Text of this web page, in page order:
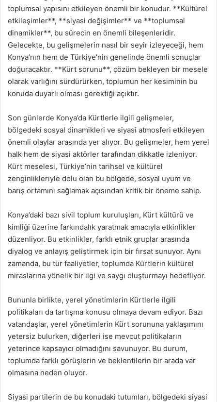
toplumsal yapısını etkileyen önemli bir konudur. **Kültürel
etkileşimler**, **siyasi değişimler** ve **toplumsal
dinamikler**, bu sürecin en önemli bileşenleridir.
Gelecekte, bu gelişmelerin nasıl bir seyir izleyeceği, hem
Konya’nın hem de Türkiye’nin genelinde önemli sonuçlar
doğuracaktır. **Kürt sorunu**, çözüm bekleyen bir mesele
olarak varlığını sürdürürken, toplumun her kesiminin bu
konuda duyarlı olması gerektiği açıktır.
Son günlerde Konya’da Kürtlerle ilgili gelişmeler,
bölgedeki sosyal dinamikleri ve siyasi atmosferi etkileyen
önemli olaylar arasında yer alıyor. Bu gelişmeler, hem yerel
halk hem de siyasi aktörler tarafından dikkatle izleniyor.
Kürt meselesi, Türkiye’nin tarihsel ve kültürel
zenginlikleriyle dolu olan bu bölgede, sosyal uyum ve
barış ortamını sağlamak açısından kritik bir öneme sahip.
Konya’daki bazı sivil toplum kuruluşları, Kürt kültürü ve
kimliği üzerine farkındalık yaratmak amacıyla etkinlikler
düzenliyor. Bu etkinlikler, farklı etnik gruplar arasında
diyalog ve anlayış geliştirmek için bir fırsat sunuyor. Aynı
zamanda, bu tür faaliyetler, toplumda Kürtlerin kültürel
miraslarına yönelik bir ilgi ve saygı oluşturmayı hedefliyor.
Bununla birlikte, yerel yönetimlerin Kürtlerle ilgili
politikaları da tartışma konusu olmaya devam ediyor. Bazı
vatandaşlar, yerel yönetimlerin Kürt sorununa yaklaşımını
yetersiz bulurken, diğerleri ise mevcut politikaların
yeterince kapsayıcı olmadığını savunuyor. Bu durum,
toplumda farklı görüşlerin ve beklentilerin bir arada var
olmasına neden oluyor.
Siyasi partilerin de bu konudaki tutumları, bölgedeki siyasi